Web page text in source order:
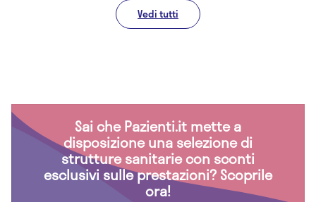
Vedi tutti
Sai che Pazienti.it mette a
disposizione una selezione di
strutture sanitarie con sconti
esclusivi sulle prestazioni? Scoprile
ora!